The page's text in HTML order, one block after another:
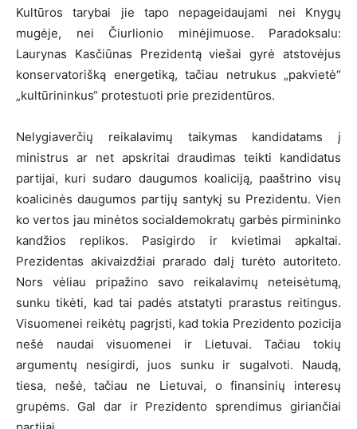
Kultūros tarybai jie tapo nepageidaujami nei Knygų
mugėje, nei Čiurlionio minėjimuose. Paradoksalu:
Laurynas Kasčiūnas Prezidentą viešai gyrė atstovėjus
konservatorišką energetiką, tačiau netrukus „pakvietė“
„kultūrininkus“ protestuoti prie prezidentūros.
Nelygiaverčių reikalavimų taikymas kandidatams į
ministrus ar net apskritai draudimas teikti kandidatus
partijai, kuri sudaro daugumos koaliciją, paaštrino visų
koalicinės daugumos partijų santykį su Prezidentu. Vien
ko vertos jau minėtos socialdemokratų garbės pirmininko
kandžios replikos. Pasigirdo ir kvietimai apkaltai.
Prezidentas akivaizdžiai prarado dalį turėto autoriteto.
Nors vėliau pripažino savo reikalavimų neteisėtumą,
sunku tikėti, kad tai padės atstatyti prarastus reitingus.
Visuomenei reikėtų pagrįsti, kad tokia Prezidento pozicija
nešė naudai visuomenei ir Lietuvai. Tačiau tokių
argumentų nesigirdi, juos sunku ir sugalvoti. Naudą,
tiesa, nešė, tačiau ne Lietuvai, o finansinių interesų
grupėms. Gal dar ir Prezidento sprendimus giriančiai